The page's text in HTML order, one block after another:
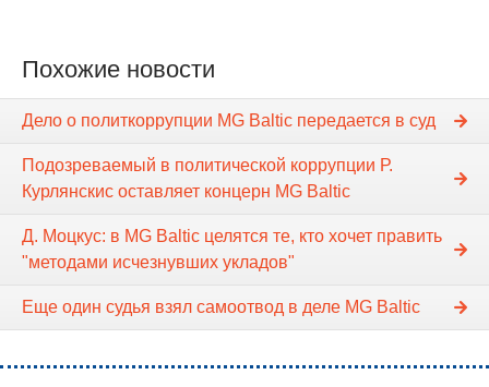
Похожие новости
Дело о политкоррупции MG Baltic передается в суд
Подозреваемый в политической коррупции Р.
Курлянскис оставляет концерн MG Baltic
Д. Моцкус: в MG Baltic целятся те, кто хочет править
"методами исчезнувших укладов"
Еще один судья взял самоотвод в деле MG Baltic